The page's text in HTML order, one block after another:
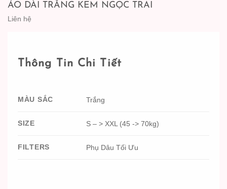
ÁO DÀI TRẮNG KEM NGỌC TRAI
Liên hệ
Thông Tin Chi Tiết
MÀU SẮC Trắng
SIZE S – > XXL (45 -> 70kg)
FILTERS Phụ Dâu Tối Ưu